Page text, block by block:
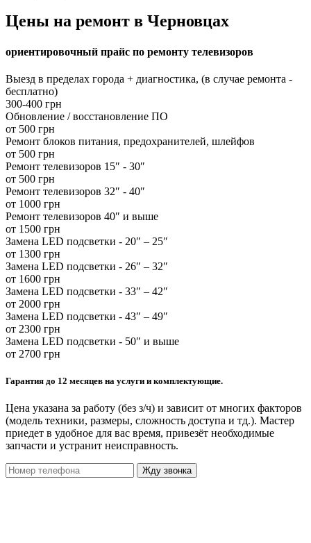
Цены на ремонт в Черновцах
ориентировочный прайс по ремонту телевизоров
Выезд в пределах города + диагностика, (в случае ремонта -
бесплатно)
300-400 грн
Обновление / восстановление ПО
от 500 грн
Ремонт блоков питания, предохранителей, шлейфов
от 500 грн
Ремонт телевизоров 15″ - 30″
от 500 грн
Ремонт телевизоров 32″ - 40″
от 1000 грн
Ремонт телевизоров 40″ и выше
от 1500 грн
Замена LED подсветки - 20″ – 25″
от 1300 грн
Замена LED подсветки - 26″ – 32″
от 1600 грн
Замена LED подсветки - 33″ – 42″
от 2000 грн
Замена LED подсветки - 43″ – 49″
от 2300 грн
Замена LED подсветки - 50″ и выше
от 2700 грн
Гарантия до 12 месяцев на услуги и комплектующие.
Цена указана за работу (без з/ч) и зависит от многих факторов
(модель техники, размеры, сложность доступа и тд.). Мастер
приедет в удобное для вас время, привезёт необходимые
запчасти и устранит неисправность.
Жду звонка